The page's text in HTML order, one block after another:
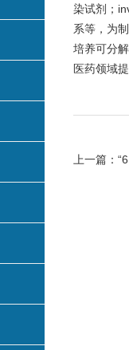
染试剂；
系等，为
培养可分
医药领域
上一篇：